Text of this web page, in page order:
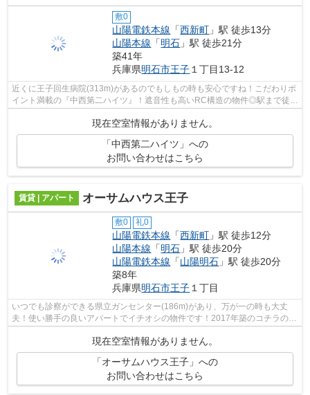
敷0
山陽電鉄本線 「西新町 」駅 徒歩13分
山陽本線 「明石 」駅 徒歩21分
築41年
兵庫県明石市王子１丁目13-12
近くに王子回生病院(313m)があるのでもしもの時も安心ですね！こだわりポ
イント満載の『中西第二ハイツ』！遮音性も高いRC構造の物件◎駅まで徒歩
現在空室情報がありません。
「中西第二ハイツ」への
お問い合わせはこちら
賃貸 | アパート オーサムハウス王子
敷0 礼0
山陽電鉄本線 「西新町 」駅 徒歩12分
山陽本線 「明石 」駅 徒歩20分
山陽電鉄本線 「山陽明石 」駅 徒歩20分
築8年
兵庫県明石市王子 １丁目
いつでも診察ができる県立ガンセンター(186m)があり、万が一の時も大丈
夫！使い勝手の良いアパートでイチオシの物件です！2017年築のコチラの物
現在空室情報がありません。
「オーサムハウス王子」への
お問い合わせはこちら